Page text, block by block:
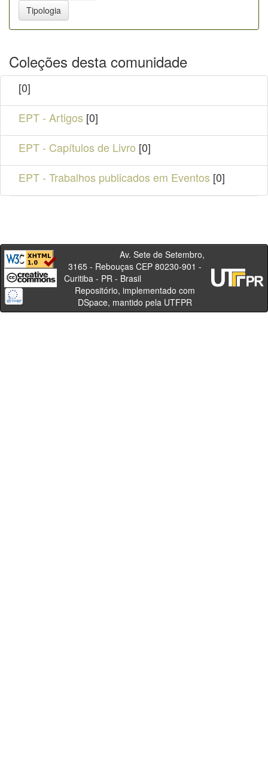
Coleções desta comunidade
[0]
EPT - Artigos [0]
EPT - Capítulos de Livro [0]
EPT - Trabalhos publicados em Eventos [0]
Av. Sete de Setembro,
3165 - Rebouças CEP 80230-901 -
Curitiba - PR - Brasil
Repositório, implementado com
DSpace, mantido pela UTFPR